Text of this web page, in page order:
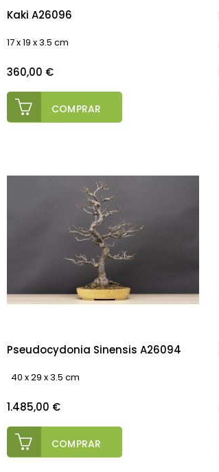
Kaki A26096
17 x 19 x 3.5 cm
Precio
360,00 €
COMPRAR
Pseudocydonia Sinensis A26094
40 x 29 x 3.5 cm
Precio
1.485,00 €
COMPRAR